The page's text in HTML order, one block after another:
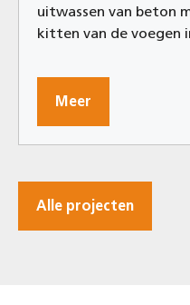
uitwassen van beton
kitten van de voegen
Meer
Alle projecten